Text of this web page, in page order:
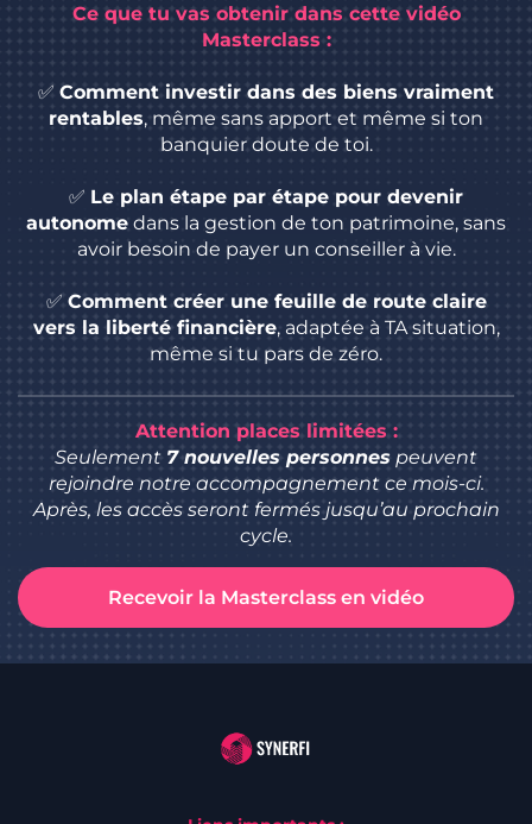
Ce que tu vas obtenir dans cette vidéo
Masterclass :
✅ Comment investir dans des biens vraiment
rentables, même sans apport et même si ton
banquier doute de toi.
✅ Le plan étape par étape pour devenir
autonome dans la gestion de ton patrimoine, sans
avoir besoin de payer un conseiller à vie.
✅ Comment créer une feuille de route claire
vers la liberté financière, adaptée à TA situation,
même si tu pars de zéro.
Attention places limitées :
Seulement 7 nouvelles personnes peuvent
rejoindre notre accompagnement ce mois-ci.
Après, les accès seront fermés jusqu’au prochain
cycle.
Recevoir la Masterclass en vidéo